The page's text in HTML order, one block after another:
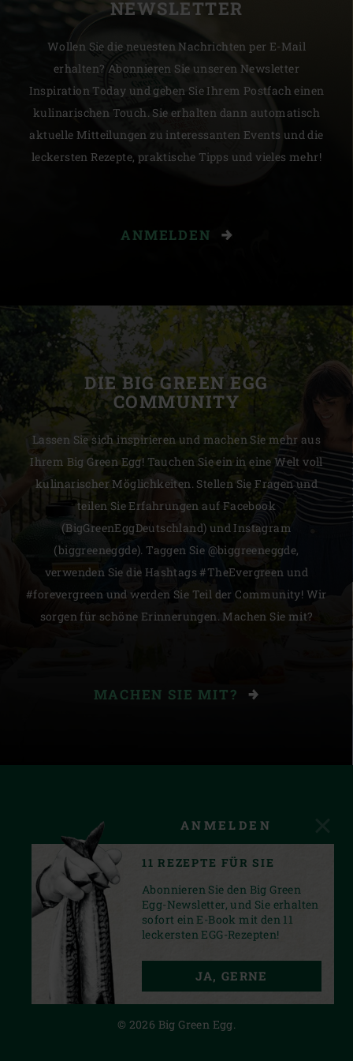
EGGs entwickelt, das 3.000 Fans aus allen Teilen der USA
anzieht. Die meisten der Big Green Eggs sind nach wie vor
mit EGG-Fans besetzt, die die Öffentlichkeit ihre Gerichte
probieren lassen. Es gibt auch einige Profis, darunter
kulinarische Koryphäen, Köche und Influencer, die sich
ebenso für das Big Green Egg begeistern wie die
Hobbyköche.
NEWSLETTER
Wollen Sie die neuesten Nachrichten per E-Mail
erhalten? Abonnieren Sie unseren Newsletter
Inspiration Today und geben Sie Ihrem Postfach einen
kulinarischen Touch. Sie erhalten dann automatisch
aktuelle Mitteilungen zu interessanten Events und die
leckersten Rezepte, praktische Tipps und vieles mehr!
ANMELDEN
DIE BIG GREEN EGG
COMMUNITY
Lassen Sie sich inspirieren und machen Sie mehr aus
Ihrem Big Green Egg! Tauchen Sie ein in eine Welt voll
kulinarischer Möglichkeiten. Stellen Sie Fragen und
teilen Sie Erfahrungen auf Facebook
(BigGreenEggDeutschland) und Instagram
(biggreeneggde). Taggen Sie @biggreeneggde,
verwenden Sie die Hashtags #TheEvergreen und
#forevergreen und werden Sie Teil der Community! Wir
sorgen für schöne Erinnerungen. Machen Sie mit?
MACHEN SIE MIT?
PRIVACY STATEMENT
© 2026 Big Green Egg.
ANMELDEN
11 REZEPTE FÜR SIE
Abonnieren Sie den Big Green
Egg-Newsletter, und Sie erhalten
sofort ein E-Book mit den 11
leckersten EGG-Rezepten!
JA, GERNE